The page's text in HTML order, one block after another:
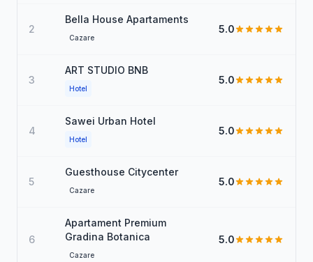
2
Bella House Apartaments
Cazare
5.0
3
ART STUDIO BNB
Hotel
5.0
4
Sawei Urban Hotel
Hotel
5.0
5
Guesthouse Citycenter
Cazare
5.0
6
Apartament Premium
Gradina Botanica
Cazare
5.0